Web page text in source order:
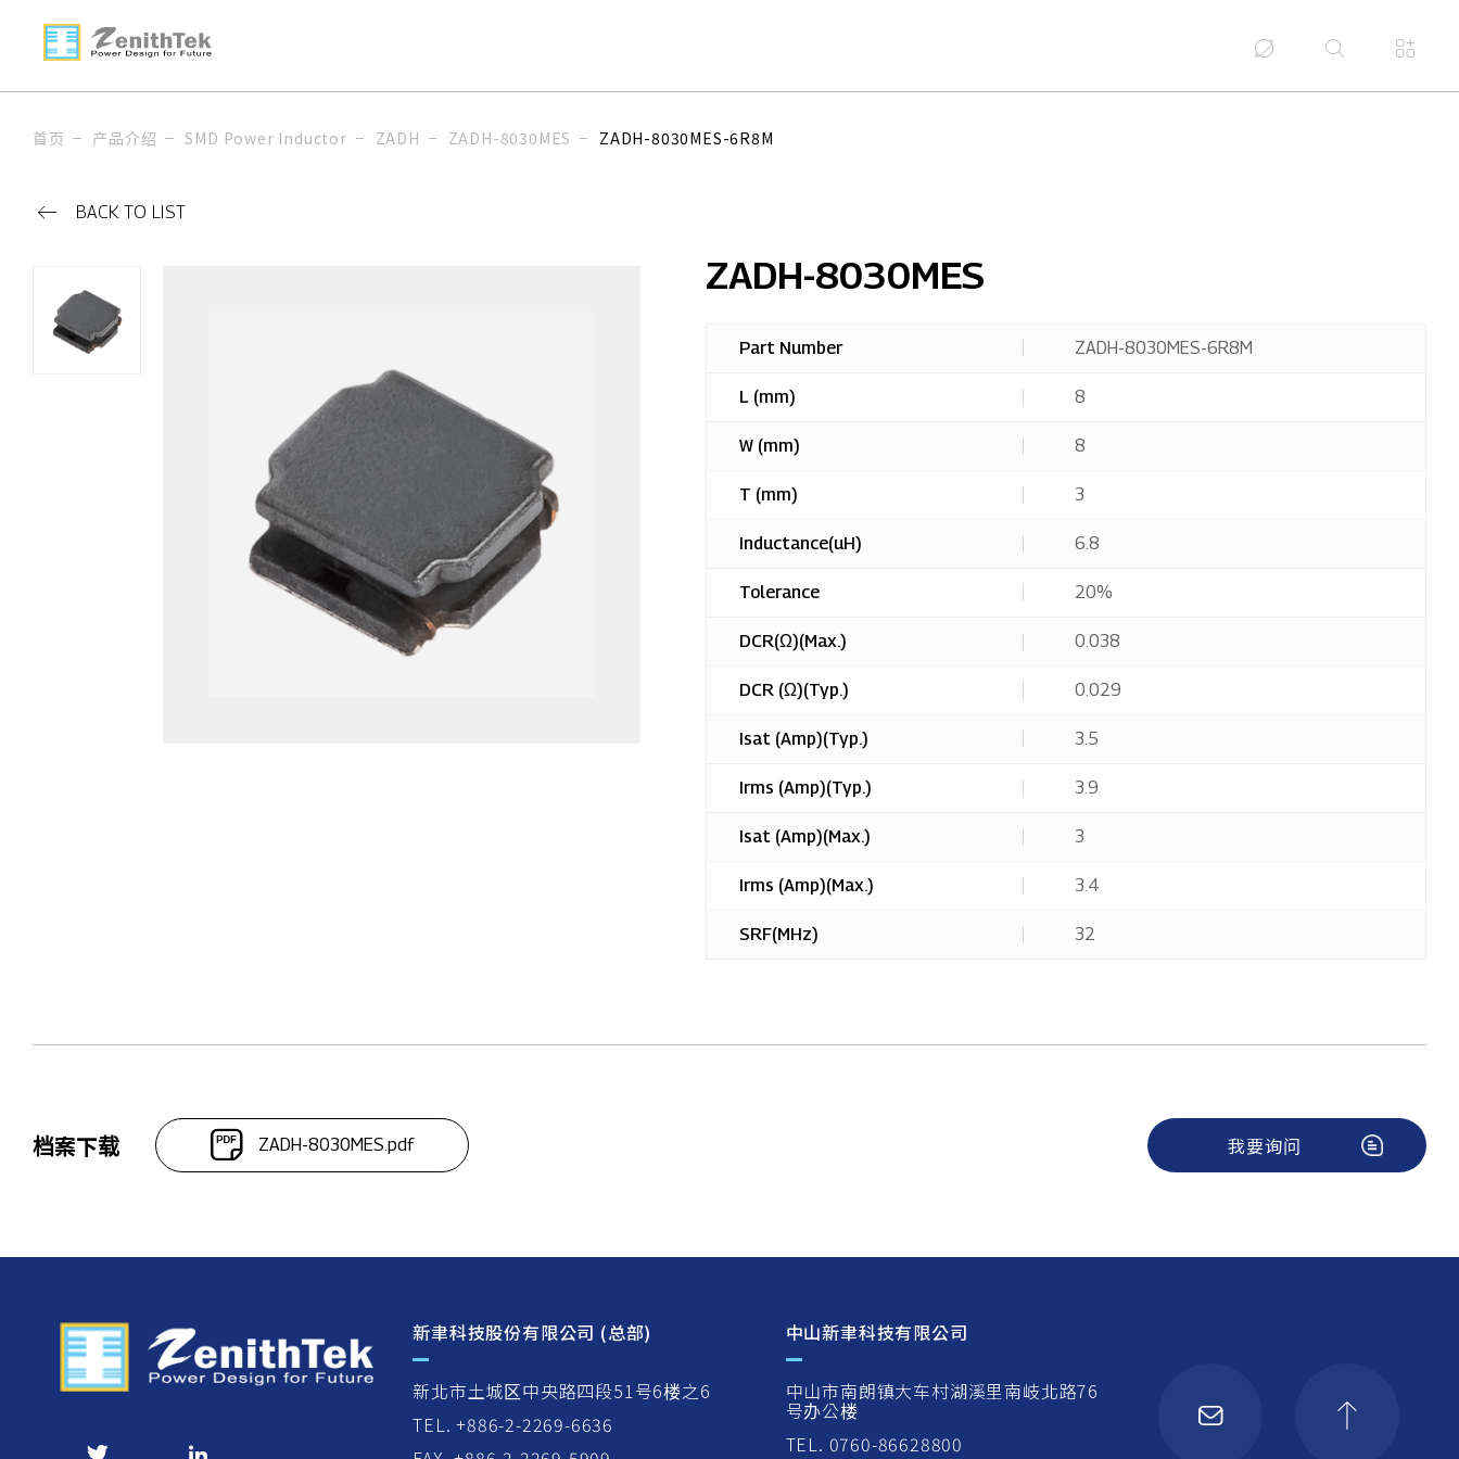
首页 产品介绍 SMD Power Inductor ZADH ZADH-8030MES ZADH-8030MES-6R8M
BACK TO LIST
ZADH-8030MES
Part Number ZADH-8030MES-6R8M
L (mm) 8
W (mm) 8
T (mm) 3
Inductance(uH) 6.8
Tolerance 20%
DCR(Ω)(Max.) 0.038
DCR (Ω)(Typ.) 0.029
Isat (Amp)(Typ.) 3.5
Irms (Amp)(Typ.) 3.9
Isat (Amp)(Max.) 3
Irms (Amp)(Max.) 3.4
SRF(MHz) 32
档案下载 ZADH-8030MES.pdf 我要询问
ZADH-8030MES
已成功添加到询问清单！
选择更多产品 浏览询问表单
新聿科技股份有限公司 (总部)
新北市土城区中央路四段51号6楼之6
TEL. +886-2-2269-6636
中山新聿科技有限公司
中山市南朗镇大车村湖溪里南岐北路76
号办公楼
TEL. 0760-86628800